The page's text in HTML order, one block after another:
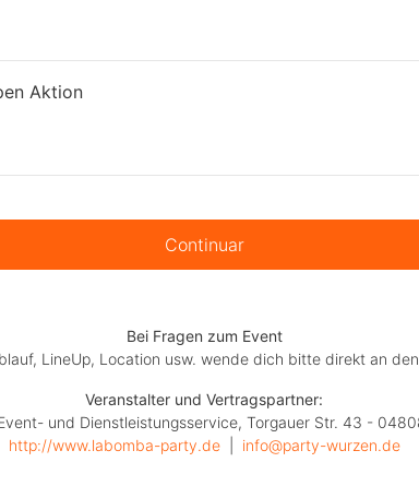
Aktion
Continuar
Bei Fragen zum Event
LineUp, Location usw. wende dich bitte direkt an
Veranstalter und Vertragspartner:
und Dienstleistungsservice, Torgauer Str. 43 -
http://www.labomba-party.de
  |
info@party-wurzen.de